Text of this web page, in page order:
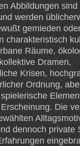
Abbildungen
werden
gemieden
charakteristisch
Räume,
Dramen,
Krisen,
Ordnung,
Die
dennoch private